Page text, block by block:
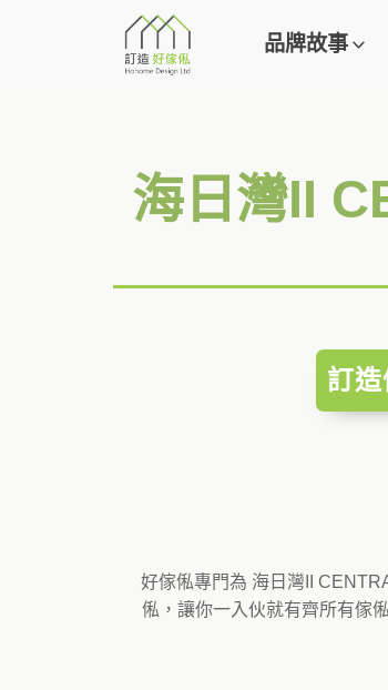
品牌故事
海日灣II
訂
好傢俬專門為 海日灣II
俬，讓你一入伙就有齊所有傢